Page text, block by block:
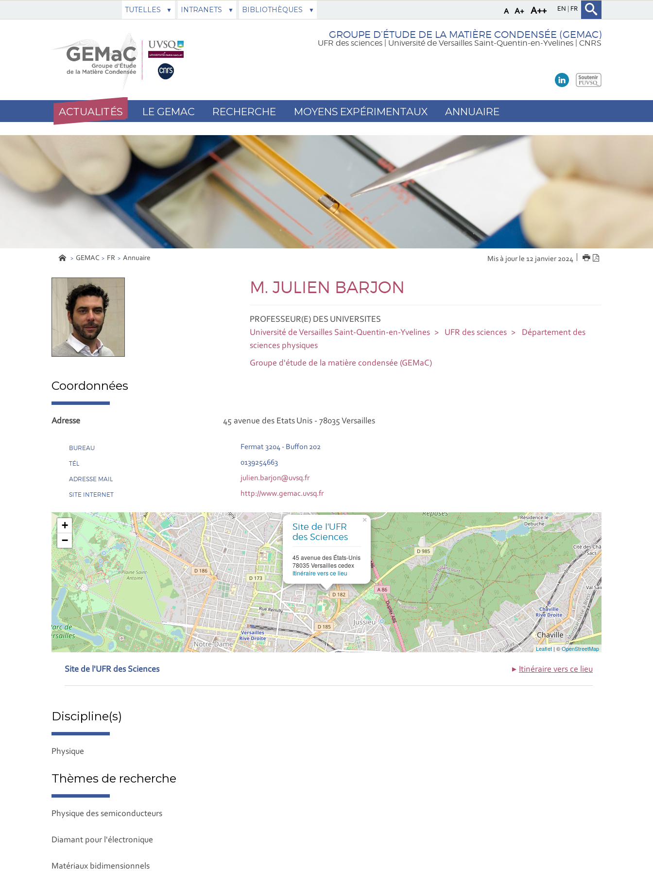
A A+ A++ EN FR
GROUPE D’ÉTUDE DE LA MATIÈRE CONDENSÉE (GEMAC)
UFR des sciences | Université de Versailles Saint-Quentin-en-Yvelines | CNRS
ACTUALITÉS LE GEMAC RECHERCHE MOYENS EXPÉRIMENTAUX ANNUAIRE
GEMAC FR Annuaire Mis à jour le 12 janvier 2024 IMPRIMER
M. JULIEN BARJON
PROFESSEUR(E) DES UNIVERSITES
Université de Versailles Saint-Quentin-en-Yvelines
UFR des sciences
Département des
sciences physiques
Groupe d'étude de la matière condensée (GEMaC)
Coordonnées
Adresse 45 avenue des Etats Unis - 78035 Versailles
BUREAU Fermat 3204 - Buffon 202
TÉL 0139254663
ADRESSE MAIL julien.barjon@uvsq.fr
SITE INTERNET http://www.gemac.uvsq.fr
Site de l'UFR
des Sciences
45 avenue des États-Unis
78035 Versailles cedex
Itinéraire vers ce lieu
×
+
−
Leaflet | ©OpenStreetMap
Itinéraire vers ce lieu
Site de l'UFR des Sciences
Discipline(s)
Physique
Thèmes de recherche
Physique des semiconducteurs
Diamant pour l'électronique
Matériaux bidimensionnels
TUTELLES INTRANETS BIBLIOTHÈQUES